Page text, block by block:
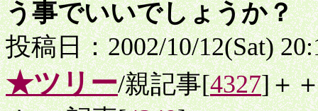
う事でいいでしょうか？
投稿日：2002/10/12(Sat)
★ツリー/親記事[4327]＋